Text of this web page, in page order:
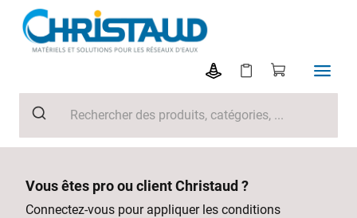
Vous êtes pro ou client Christaud ?
Connectez-vous pour appliquer les conditions